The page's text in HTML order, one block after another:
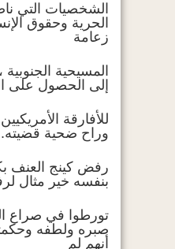
الشخصيات التي
الحرية وحقوق
زعامة
المسيحية
إلى الحصول على
للأفارقة
وراح ضحية قضيته.
رفض كينج العنف
بنفسه خير مثال
تورطوا في صراع
صبره ولطفه
أنهم لم